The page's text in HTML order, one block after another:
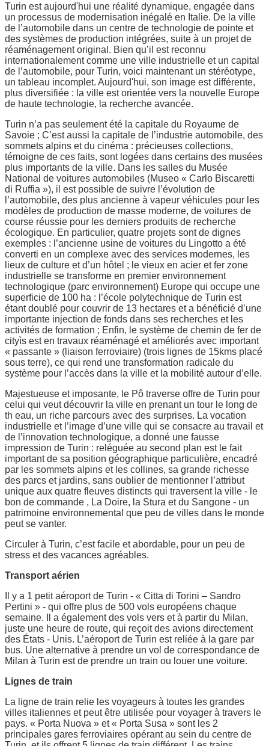
Turin est aujourd'hui une réalité dynamique, engagée dans
un processus de modernisation inégalé en Italie. De la ville
de l’automobile dans un centre de technologie de pointe et
des systèmes de production intégrées, suite à un projet de
réaménagement original. Bien qu’il est reconnu
internationalement comme une ville industrielle et un capital
de l’automobile, pour Turin, voici maintenant un stéréotype,
un tableau incomplet. Aujourd'hui, son image est différente,
plus diversifiée : la ville est orientée vers la nouvelle Europe
de haute technologie, la recherche avancée.
Turin n’a pas seulement été la capitale du Royaume de
Savoie ; C’est aussi la capitale de l’industrie automobile, des
sommets alpins et du cinéma : précieuses collections,
témoigne de ces faits, sont logées dans certains des musées
plus importants de la ville. Dans les salles du Musée
National de voitures automobiles (Museo « Carlo Biscaretti
di Ruffia »), il est possible de suivre l’évolution de
l’automobile, des plus ancienne à vapeur véhicules pour les
modèles de production de masse moderne, de voitures de
course réussie pour les derniers produits de recherche
écologique. En particulier, quatre projets sont de dignes
exemples : l’ancienne usine de voitures du Lingotto a été
converti en un complexe avec des services modernes, les
lieux de culture et d’un hôtel ; le vieux en acier et fer zone
industrielle se transforme en premier environnement
technologique (parc environnement) Europe qui occupe une
superficie de 100 ha : l’école polytechnique de Turin est
étant doublé pour couvrir de 13 hectares et a bénéficié d’une
importante injection de fonds dans ses recherches et les
activités de formation ; Enfin, le système de chemin de fer de
cityìs est en travaux réaménagé et améliorés avec important
« passante » (liaison ferroviaire) (trois lignes de 15kms placé
sous terre), ce qui rend une transformation radicale du
système pour l’accès dans la ville et la mobilité autour d’elle.
Majestueuse et imposante, le Pô traverse offre de Turin pour
celui qui veut découvrir la ville en prenant un tour le long de
th eau, un riche parcours avec des surprises. La vocation
industrielle et l’image d’une ville qui se consacre au travail et
de l’innovation technologique, a donné une fausse
impression de Turin : reléguée au second plan est le fait
important de sa position géographique particulière, encadré
par les sommets alpins et les collines, sa grande richesse
des parcs et jardins, sans oublier de mentionner l’attribut
unique aux quatre fleuves distincts qui traversent la ville - le
bon de commande , La Doire, la Stura et du Sangone - un
patrimoine environnemental que peu de villes dans le monde
peut se vanter.
Circuler à Turin, c’est facile et abordable, pour un peu de
stress et des vacances agréables.
Transport aérien
Il y a 1 petit aéroport de Turin - « Citta di Torini – Sandro
Pertini » - qui offre plus de 500 vols européens chaque
semaine. Il a également des vols vers et à partir du Milan,
juste une heure de route, qui reçoit des avions directement
des États - Unis. L’aéroport de Turin est reliée à la gare par
bus. Une alternative à prendre un vol de correspondance de
Milan à Turin est de prendre un train ou louer une voiture.
Lignes de train
La ligne de train relie les voyageurs à toutes les grandes
villes italiennes et peut être utilisée pour voyager à travers le
pays. « Porta Nuova » et « Porta Susa » sont les 2
principales gares ferroviaires opérant au sein du centre de